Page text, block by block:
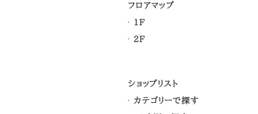
フロアマップ
1F
2F
ショップリスト
カテゴリーで探す